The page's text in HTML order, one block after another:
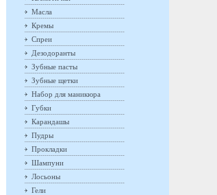
Масла
Кремы
Спреи
Дезодоранты
Зубные пасты
Зубные щетки
Набор для маникюра
Губки
Карандашы
Пудры
Прокладки
Шампуни
Лосьоны
Гели